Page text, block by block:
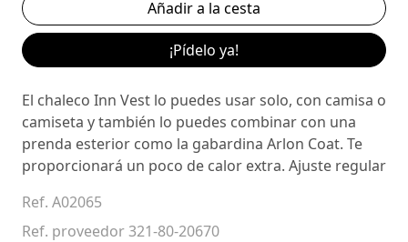
¡Pídelo ya!
El chaleco Inn Vest lo puedes usar solo, con camisa o
camiseta y también lo puedes combinar con una
prenda esterior como la gabardina Arlon Coat. Te
proporcionará un poco de calor extra. Ajuste regular
Ref. A02065
Ref. proveedor 321-80-20670